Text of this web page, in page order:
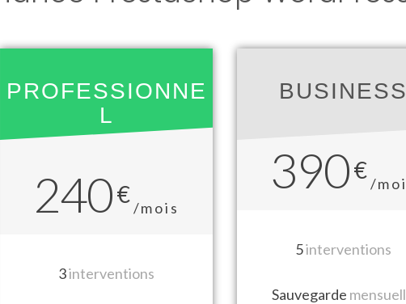
PROFESSIONNE
L
240€/mois
3interventions
390€/
5interventions
Sauvegarde